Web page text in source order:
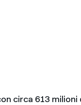
in Italia
circa 613 milioni